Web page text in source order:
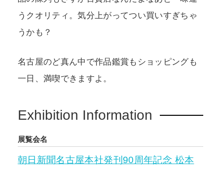
うクオリティ。気分上がってつい買いすぎちゃ
うかも？
名古屋のど真ん中で作品鑑賞もショッピングも
一日、満喫できますよ。
Exhibition Information
展覧会名
朝日新聞名古屋本社発刊90周年記念 松本